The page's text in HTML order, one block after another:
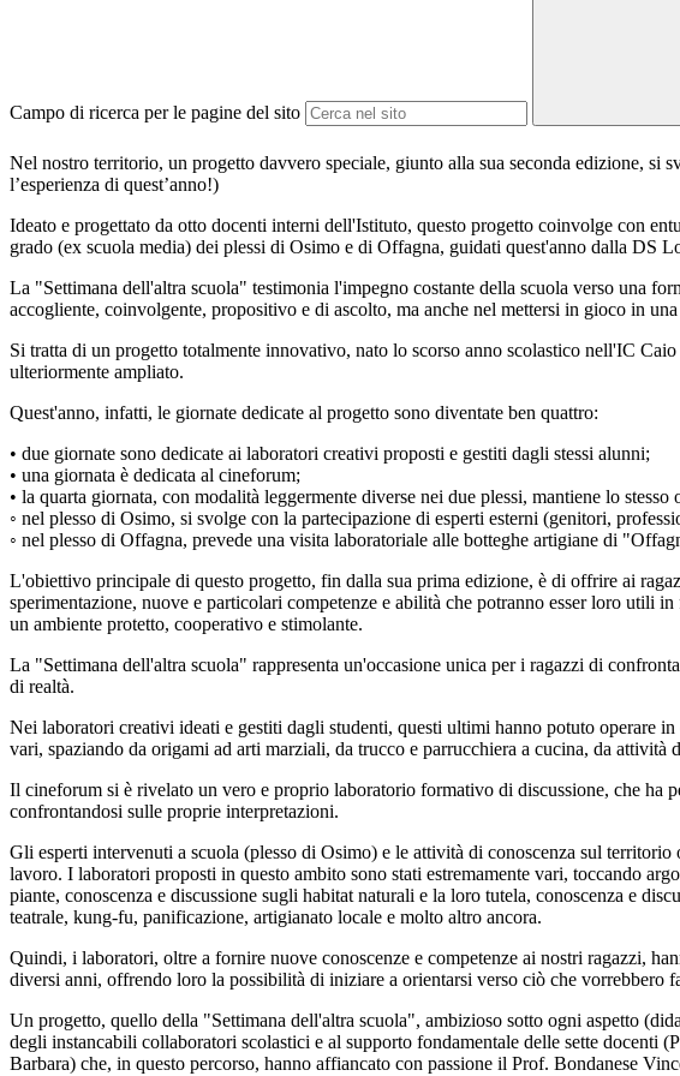
Campo di ricerca per le pagine del sito
Nel nostro territorio, un progetto davvero speciale, giunto alla sua seconda edizione, si
l’esperienza di quest’anno!)
Ideato e progettato da otto docenti interni dell'Istituto, questo progetto coinvolge con
grado (ex scuola media) dei plessi di Osimo e di Offagna, guidati quest'anno dalla DS
La "Settimana dell'altra scuola" testimonia l'impegno costante della scuola verso una
accogliente, coinvolgente, propositivo e di ascolto, ma anche nel mettersi in gioco in
Si tratta di un progetto totalmente innovativo, nato lo scorso anno scolastico nell'IC
ulteriormente ampliato.
Quest'anno, infatti, le giornate dedicate al progetto sono diventate ben quattro:
• due giornate sono dedicate ai laboratori creativi proposti e gestiti dagli stessi alunni;
• una giornata è dedicata al cineforum;
• la quarta giornata, con modalità leggermente diverse nei due plessi, mantiene lo
◦ nel plesso di Osimo, si svolge con la partecipazione di esperti esterni (genitori,
◦ nel plesso di Offagna, prevede una visita laboratoriale alle botteghe artigiane di
L'obiettivo principale di questo progetto, fin dalla sua prima edizione, è di offrire ai
sperimentazione, nuove e particolari competenze e abilità che potranno esser loro utili
un ambiente protetto, cooperativo e stimolante.
La "Settimana dell'altra scuola" rappresenta un'occasione unica per i ragazzi di
di realtà.
Nei laboratori creativi ideati e gestiti dagli studenti, questi ultimi hanno potuto operare
vari, spaziando da origami ad arti marziali, da trucco e parrucchiera a cucina, da attività
Il cineforum si è rivelato un vero e proprio laboratorio formativo di discussione, che ha
confrontandosi sulle proprie interpretazioni.
Gli esperti intervenuti a scuola (plesso di Osimo) e le attività di conoscenza sul territorio
lavoro. I laboratori proposti in questo ambito sono stati estremamente vari, toccando
piante, conoscenza e discussione sugli habitat naturali e la loro tutela, conoscenza e
teatrale, kung-fu, panificazione, artigianato locale e molto altro ancora.
Quindi, i laboratori, oltre a fornire nuove conoscenze e competenze ai nostri ragazzi,
diversi anni, offrendo loro la possibilità di iniziare a orientarsi verso ciò che vorrebbero
Un progetto, quello della "Settimana dell'altra scuola", ambizioso sotto ogni aspetto
degli instancabili collaboratori scolastici e al supporto fondamentale delle sette
Barbara) che, in questo percorso, hanno affiancato con passione il Prof. Bondanese